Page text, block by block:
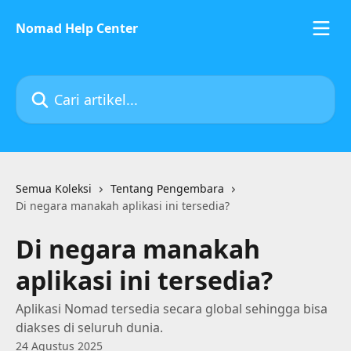
Nomad Help Center
Cari artikel...
Semua Koleksi
Tentang Pengembara
Di negara manakah aplikasi ini tersedia?
Di negara manakah
aplikasi ini tersedia?
Aplikasi Nomad tersedia secara global sehingga bisa
diakses di seluruh dunia.
24 Agustus 2025